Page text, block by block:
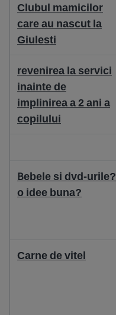
Clubul mamicilor
care au nascut la
Giulesti
revenirea la servici
inainte de
implinirea a 2 ani a
copilului
Bebele si dvd-urile?
o idee buna?
Carne de vitel